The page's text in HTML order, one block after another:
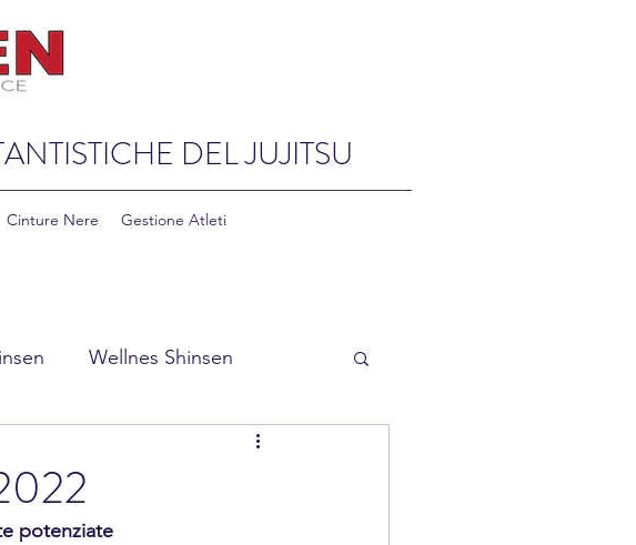
DEL JUJITSU
Cinture Nere Gestione Atleti
Wellnes Shinsen
potenziate